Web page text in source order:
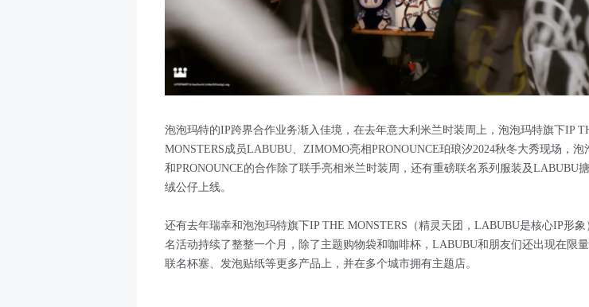
泡泡玛特的IP跨界合作业务渐入佳境，在去年意大利米兰时装周上，泡泡玛特旗下IP
MONSTERS成员LABUBU、ZIMOMO亮相PRONOUNCE珀琅汐2024秋冬大秀现场，泡
和PRONOUNCE的合作除了联手亮相米兰时装周，还有重磅联名系列服装及LABUBU
绒公仔上线。
还有去年瑞幸和泡泡玛特旗下IP THE MONSTERS（精灵天团，LABUBU是核心IP形象
名活动持续了整整一个月，除了主题购物袋和咖啡杯，LABUBU和朋友们还出现在限量
联名杯塞、发泡贴纸等更多产品上，并在多个城市拥有主题店。